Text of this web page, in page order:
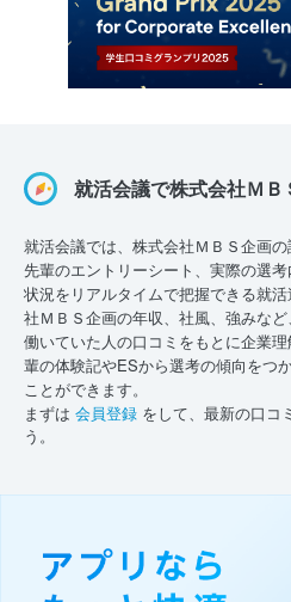
就活会議で株式会社Ｍ
就活会議では、株式会社ＭＢＳ企画
先輩のエントリーシート、実際の選
状況をリアルタイムで把握できる就
社ＭＢＳ企画の年収、社風、強みな
働いていた人の口コミをもとに企業
輩の体験記やESから選考の傾向をつ
ことができます。
まずは 会員登録 をして、最新の口コ
う。